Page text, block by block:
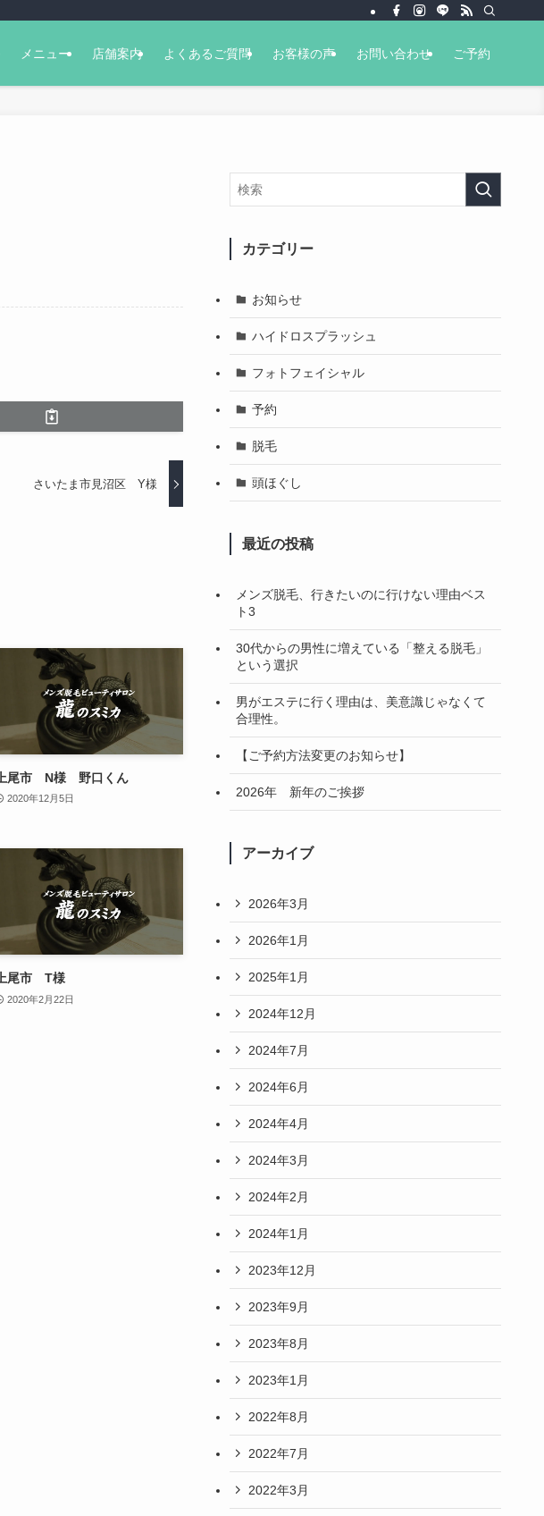
メニュー 店舗案内 よくあるご質問 お客様の声 お問い合わせ ご予約
さいたま市見沼区 Y様
上尾市 N様 野口くん
2020年12月5日
上尾市 T様
2020年2月22日
カテゴリー
お知らせ
ハイドロスプラッシュ
フォトフェイシャル
予約
脱毛
頭ほぐし
最近の投稿
メンズ脱毛、行きたいのに行けない理由ベス
ト3
30代からの男性に増えている「整える脱毛」
という選択
男がエステに行く理由は、美意識じゃなくて
合理性。
【ご予約方法変更のお知らせ】
2026年 新年のご挨拶
アーカイブ
2026年3月
2026年1月
2025年1月
2024年12月
2024年7月
2024年6月
2024年4月
2024年3月
2024年2月
2024年1月
2023年12月
2023年9月
2023年8月
2023年1月
2022年8月
2022年7月
2022年3月